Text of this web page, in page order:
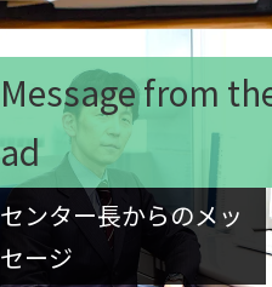
Message from
ad
センター長からのメッ
セージ